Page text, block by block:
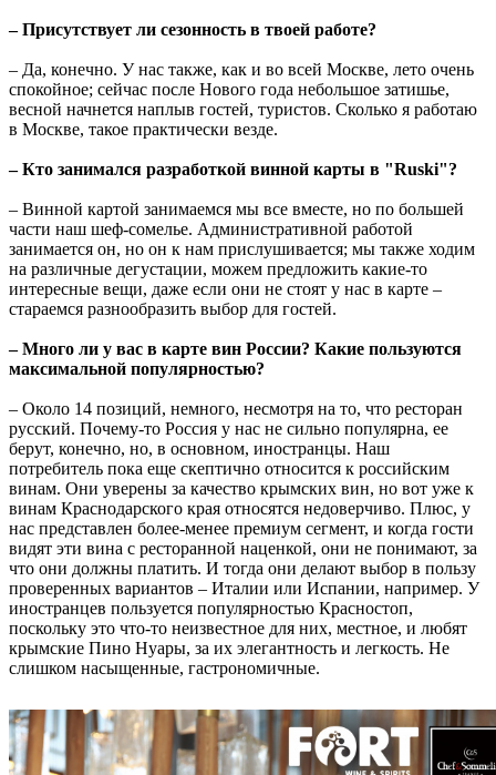
– Присутствует ли сезонность в твоей работе?
– Да, конечно. У нас также, как и во всей Москве, лето очень
спокойное; сейчас после Нового года небольшое затишье,
весной начнется наплыв гостей, туристов. Сколько я работаю
в Москве, такое практически везде.
– Кто занимался разработкой винной карты в "Ruski"?
– Винной картой занимаемся мы все вместе, но по большей
части наш шеф-сомелье. Административной работой
занимается он, но он к нам прислушивается; мы также ходим
на различные дегустации, можем предложить какие-то
интересные вещи, даже если они не стоят у нас в карте –
стараемся разнообразить выбор для гостей.
– Много ли у вас в карте вин России? Какие пользуются
максимальной популярностью?
– Около 14 позиций, немного, несмотря на то, что ресторан
русский. Почему-то Россия у нас не сильно популярна, ее
берут, конечно, но, в основном, иностранцы. Наш
потребитель пока еще скептично относится к российским
винам. Они уверены за качество крымских вин, но вот уже к
винам Краснодарского края относятся недоверчиво. Плюс, у
нас представлен более-менее премиум сегмент, и когда гости
видят эти вина с ресторанной наценкой, они не понимают, за
что они должны платить. И тогда они делают выбор в пользу
проверенных вариантов – Италии или Испании, например. У
иностранцев пользуется популярностью Красностоп,
поскольку это что-то неизвестное для них, местное, и любят
крымские Пино Нуары, за их элегантность и легкость. Не
слишком насыщенные, гастрономичные.